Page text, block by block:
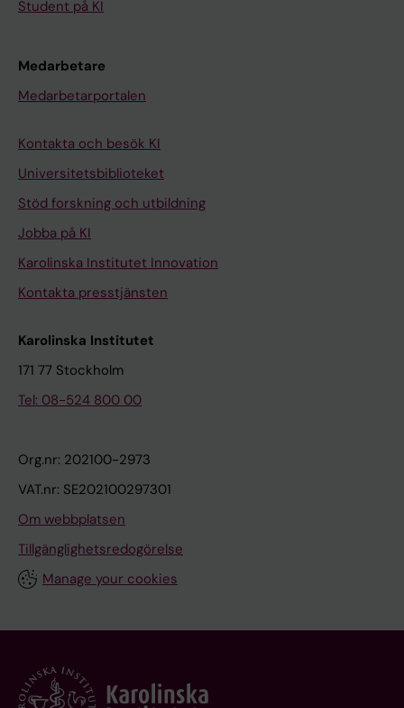
Student på KI
Medarbetare
Medarbetarportalen
Kontakta och besök KI
Universitetsbiblioteket
Stöd forskning och utbildning
Jobba på KI
Karolinska Institutet Innovation
Kontakta presstjänsten
Karolinska Institutet
171 77 Stockholm
Tel: 08-524 800 00
Org.nr: 202100-2973
VAT.nr: SE202100297301
Om webbplatsen
Tillgänglighetsredogörelse
Manage your cookies